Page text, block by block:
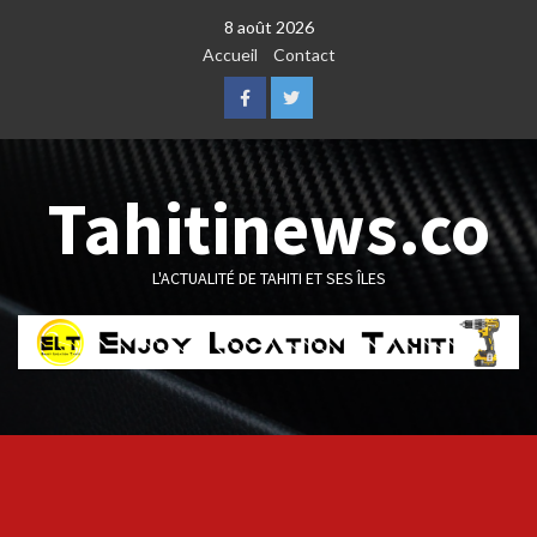
8 août 2026
Accueil
Contact
FacebookTwitter
Tahitinews.co
L'ACTUALITÉ DE TAHITI ET SES ÎLES